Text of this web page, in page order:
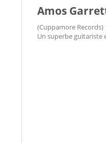
Amos
(Cuppamore Records)
Un superbe guitariste